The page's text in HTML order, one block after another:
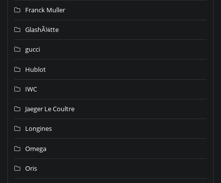
Franck Muller
GlashÃ¼tte
gucci
Hublot
IWC
Jaeger Le Coultre
Longines
Omega
Oris